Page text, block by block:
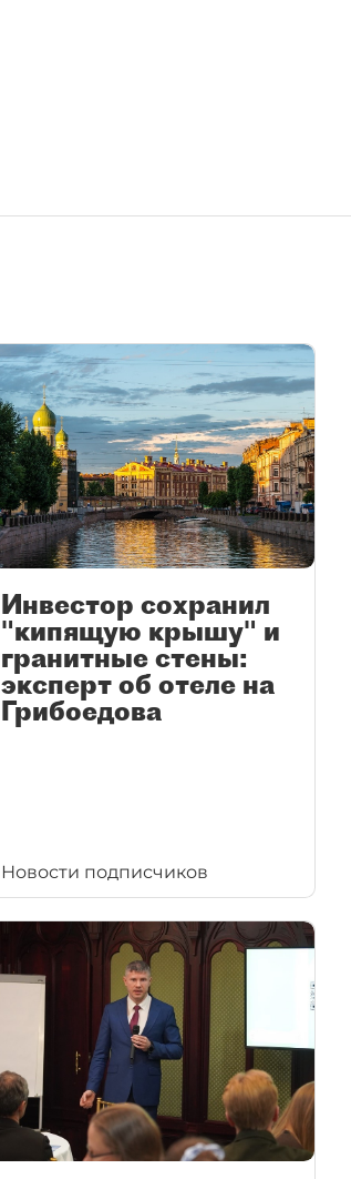
Инвестор сохранил
"кипящую крышу" и
гранитные стены:
эксперт об отеле на
Грибоедова
Новости подписчиков